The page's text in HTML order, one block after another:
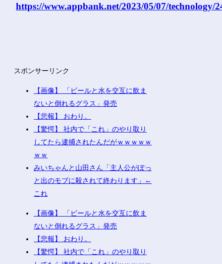
https://www.appbank.net/2023/05/07/technology/
スポンサーリンク
【画像】 「ビールと水を交互に飲ま
ないと倒れるグラス」発売
【悲報】 おわり。
【驚愕】 社内で「これ」のやり取り
してたら逮捕されたんだがｗｗｗｗｗ
ｗｗ
みいちゃんと山田さん「主人公がぽっ
と出のモブに殺されて終わります」←
これ
【画像】 「ビールと水を交互に飲ま
ないと倒れるグラス」発売
【悲報】 おわり。
【驚愕】 社内で「これ」のやり取り